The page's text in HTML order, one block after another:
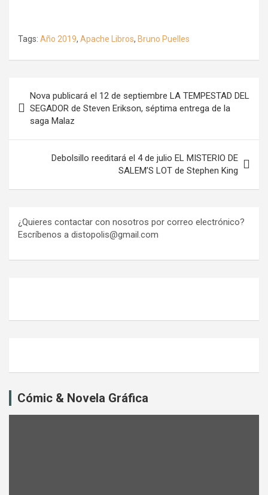
Tags: Año 2019, Apache Libros, Bruno Puelles
de
entradas
Nova publicará el 12 de septiembre LA TEMPESTAD DEL
SEGADOR de Steven Erikson, séptima entrega de la
saga Malaz
Debolsillo reeditará el 4 de julio EL MISTERIO DE
SALEM’S LOT de Stephen King
¿Quieres contactar con nosotros por correo electrónico?
Escríbenos a distopolis@gmail.com
Cómic & Novela Gráfica